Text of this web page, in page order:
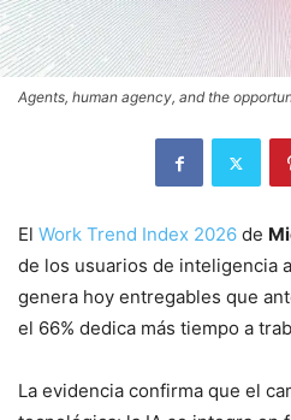
Agents, human agency, and the
El Work Trend Index 2026 de
de los usuarios de inteligencia
genera hoy entregables que
el 66% dedica más tiempo a
La evidencia confirma que el